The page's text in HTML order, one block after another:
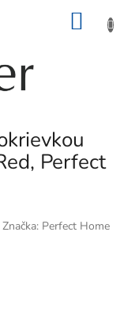
Perfect
Značka: Perfect Home